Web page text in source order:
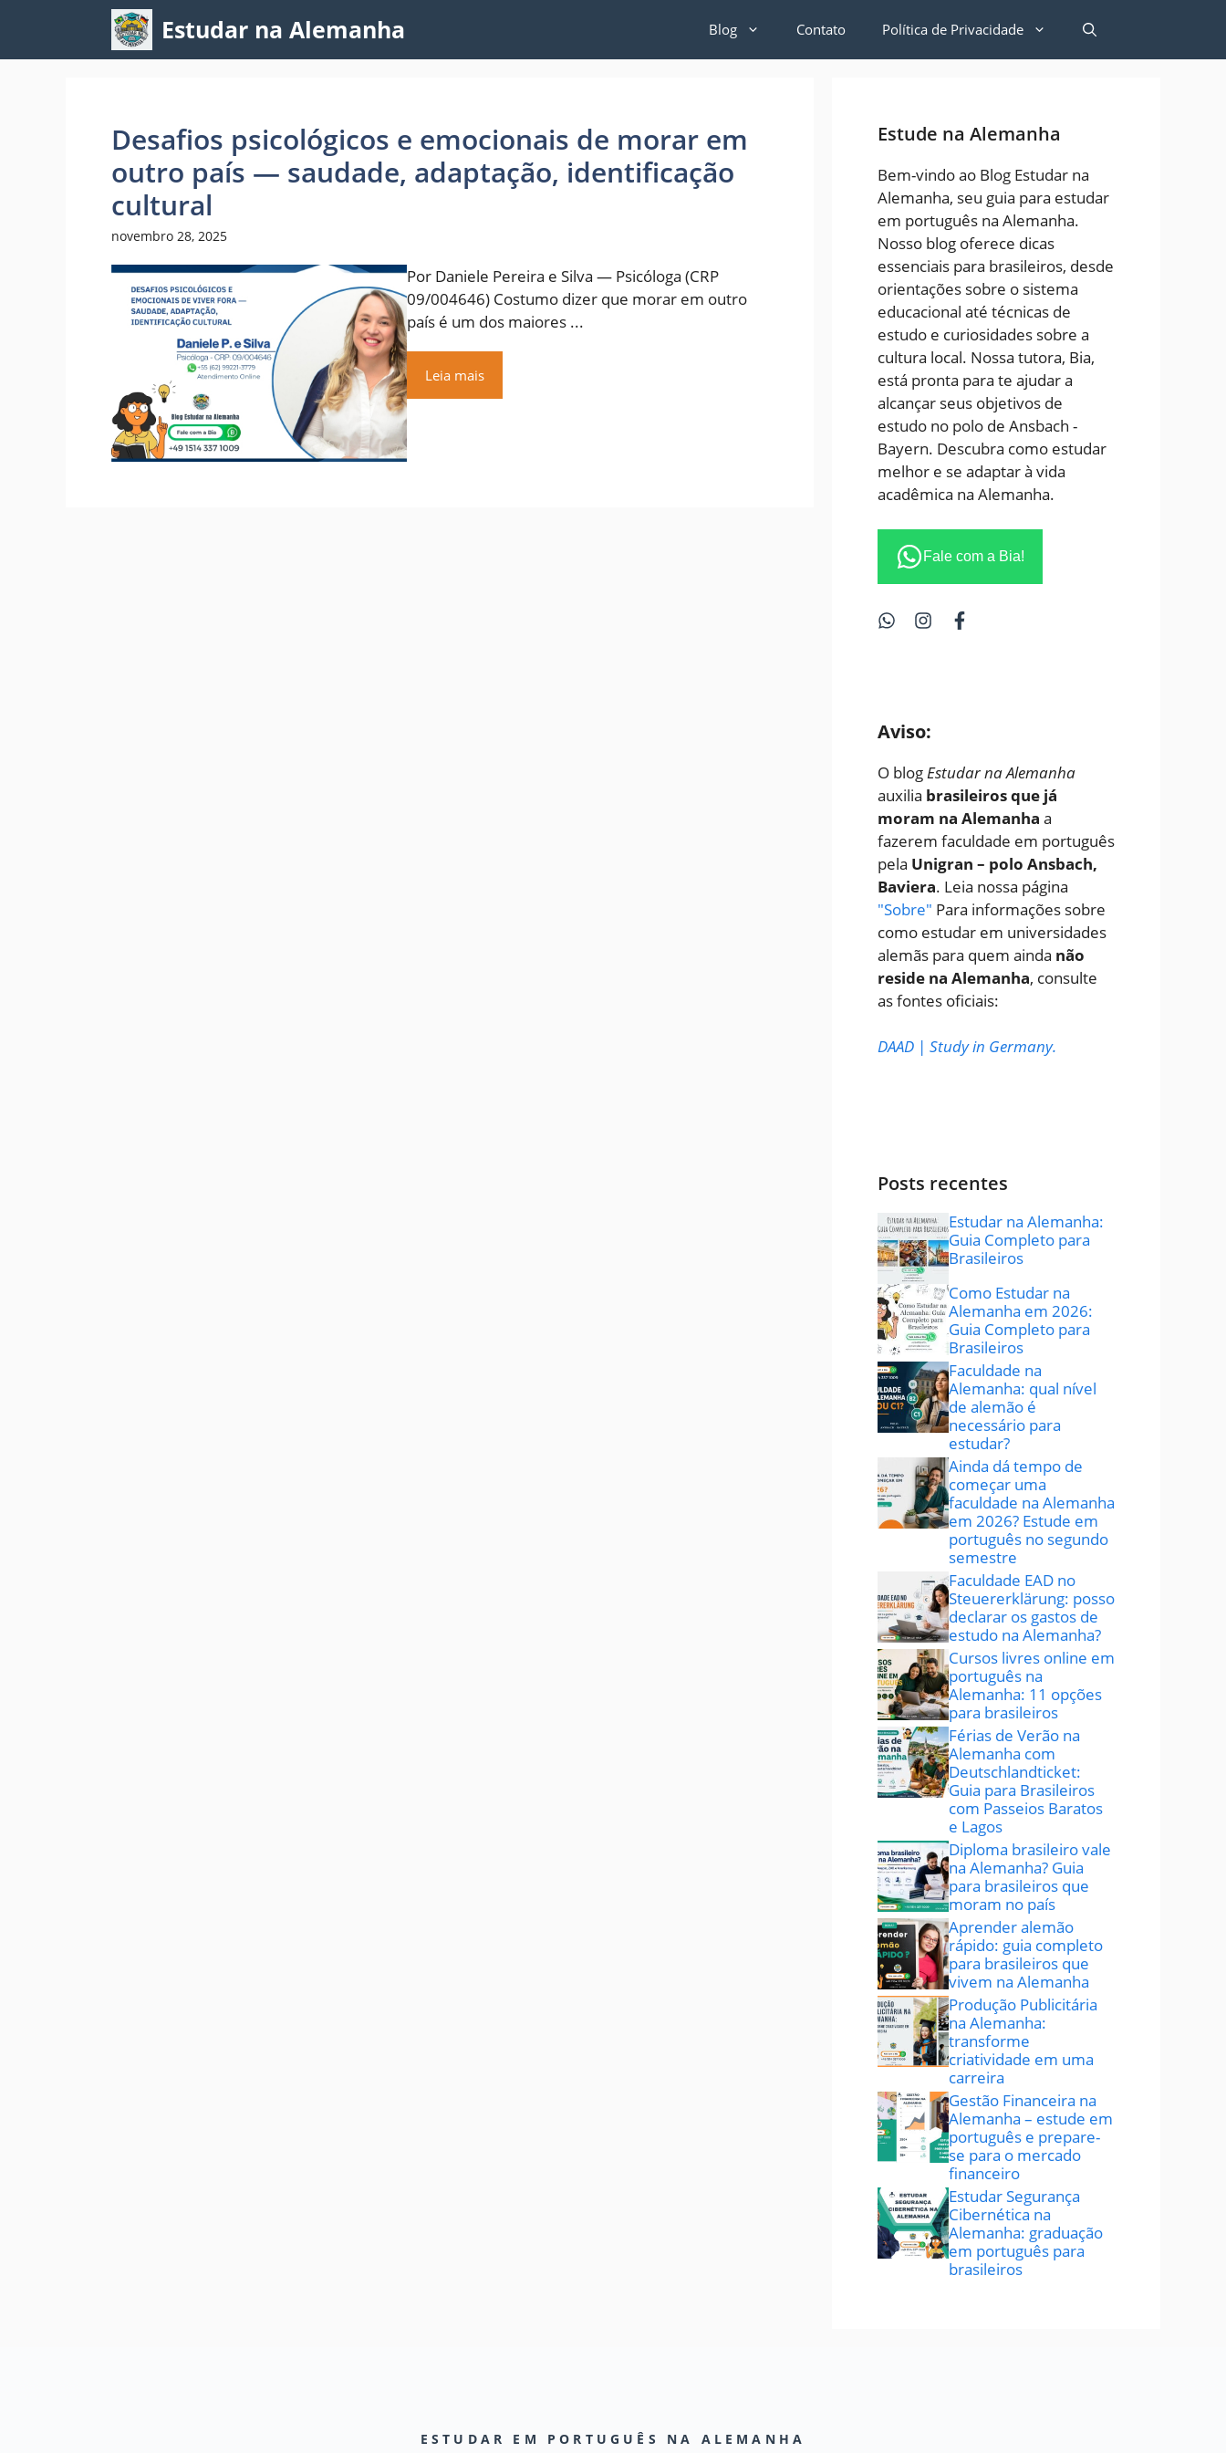
o
Estudar na Alemanha Blog Contato Política de Privacidade
Desafios psicológicos e emocionais de morar em
outro país — saudade, adaptação, identificação
cultural
novembro 28, 2025
Por Daniele Pereira e Silva — Psicóloga (CRP
09/004646) Costumo dizer que morar em outro
país é um dos maiores ...
Leia mais
Estude na Alemanha
Bem-vindo ao Blog Estudar na
Alemanha, seu guia para estudar
em português na Alemanha.
Nosso blog oferece dicas
essenciais para brasileiros, desde
orientações sobre o sistema
educacional até técnicas de
estudo e curiosidades sobre a
cultura local. Nossa tutora, Bia,
está pronta para te ajudar a
alcançar seus objetivos de
estudo no polo de Ansbach -
Bayern. Descubra como estudar
melhor e se adaptar à vida
acadêmica na Alemanha.
Fale com a Bia!
Aviso:
O blog Estudar na Alemanha
auxilia brasileiros que já
moram na Alemanha a
fazerem faculdade em português
pela Unigran – polo Ansbach,
Baviera. Leia nossa página
"Sobre" Para informações sobre
como estudar em universidades
alemãs para quem ainda não
reside na Alemanha, consulte
as fontes oficiais:
DAAD | Study in Germany.
Posts recentes
Estudar na Alemanha:
Guia Completo para
Brasileiros
Como Estudar na
Alemanha em 2026:
Guia Completo para
Brasileiros
Faculdade na
Alemanha: qual nível
de alemão é
necessário para
estudar?
Ainda dá tempo de
começar uma
faculdade na Alemanha
em 2026? Estude em
português no segundo
semestre
Faculdade EAD no
Steuererklärung: posso
declarar os gastos de
estudo na Alemanha?
Cursos livres online em
português na
Alemanha: 11 opções
para brasileiros
Férias de Verão na
Alemanha com
Deutschlandticket:
Guia para Brasileiros
com Passeios Baratos
e Lagos
Diploma brasileiro vale
na Alemanha? Guia
para brasileiros que
moram no país
Aprender alemão
rápido: guia completo
para brasileiros que
vivem na Alemanha
Produção Publicitária
na Alemanha:
transforme
criatividade em uma
carreira
Gestão Financeira na
Alemanha – estude em
português e prepare-
se para o mercado
financeiro
Estudar Segurança
Cibernética na
Alemanha: graduação
em português para
brasileiros
ESTUDAR EM PORTUGUÊS NA ALEMANHA